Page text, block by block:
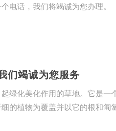
个电话，我们将竭诚为您办理
们竭诚为您服务
绿化美化作用的草地。它是一
的植物为覆盖并以它的根和匍